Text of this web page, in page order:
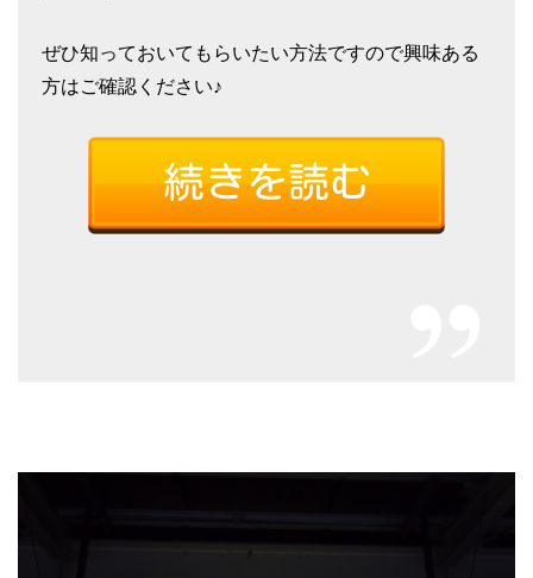
ぜひ知っておいてもらいたい方法ですので興味ある
方はご確認ください♪